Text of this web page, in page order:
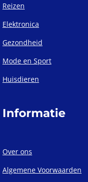
Reizen
Elektronica
Gezondheid
Mode en Sport
Huisdieren
Informatie
Over ons
Algemene Voorwaarden